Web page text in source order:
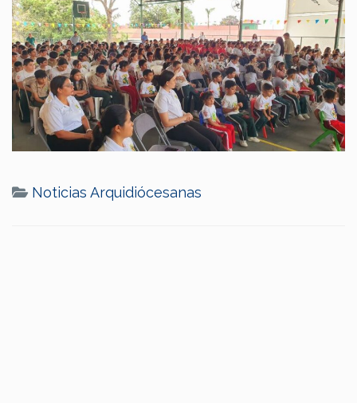
Noticias Arquidiócesanas